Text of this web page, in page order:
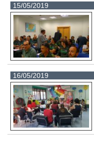
15/05/2019
16/05/2019